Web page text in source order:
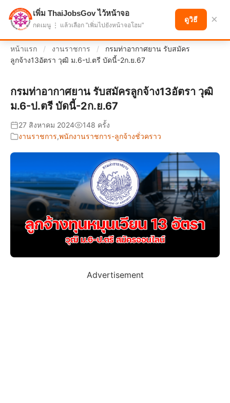
แบ่งปันโอกาส เพื่ออนาคตที่ก้าวหน้า
หน้าแรก / งานราชการ /
กรมท่าอากาศยาน รับสมัคร
ลูกจ้าง13อัตรา วุฒิ ม.6-ป.ตรี บัดนี้-2ก.ย.67
กรมท่าอากาศยาน รับสมัครลูกจ้าง13อัตรา วุฒิ
ม.6-ป.ตรี บัดนี้-2ก.ย.67
27 สิงหาคม 2024
148 ครั้ง
งานราชการ,พนักงานราชการ-ลูกจ้างชั่วคราว
Advertisement
เพิ่ม ThaiJobsGov ไว้หน้าจอ
กดเมนู ⋮ แล้วเลือก "เพิ่มไปยังหน้าจอโฮม"
ดูวิธี ×